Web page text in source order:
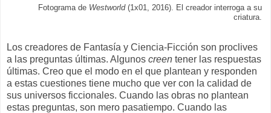
Fotograma de Westworld(1x01, 2016). El creador interroga a su
criatura.
Los creadores de Fantasía y Ciencia-Ficción son proclives
a las preguntas últimas. Algunos creen tener las respuestas
últimas. Creo que el modo en el que plantean y responden
a estas cuestiones tiene mucho que ver con la calidad de
sus universos ficcionales. Cuando las obras no plantean
estas preguntas, son mero pasatiempo. Cuando las